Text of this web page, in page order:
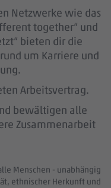
Netzwerke wie das
together“ und
bieten dir die
um Karriere und
Arbeitsvertrag.
bewältigen alle
Zusammenarbeit
Menschen - unabhängig
ethnischer Herkunft und